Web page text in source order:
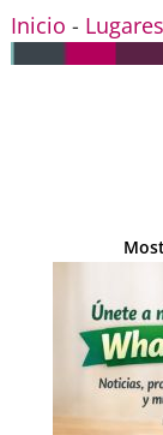
Inicio - Lugares